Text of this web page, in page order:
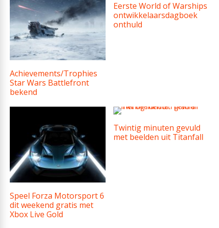
Achievements/Trophies
Star Wars Battlefront
bekend
Eerste World of Warships
ontwikkelaarsdagboek
onthuld
Speel Forza Motorsport 6
dit weekend gratis met
Xbox Live Gold
Twintig minuten gevuld
met beelden uit Titanfall